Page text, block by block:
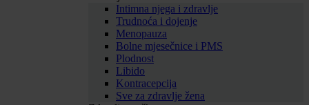
Intimna njega i zdravlje
Trudnoća i dojenje
Menopauza
Bolne mjesečnice i PMS
Plodnost
Libido
Kontracepcija
Sve za zdravlje žena